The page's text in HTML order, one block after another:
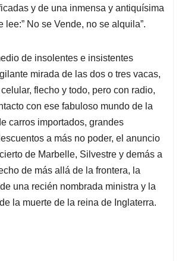
y de una inmensa y antiquísima
lee:” No se Vende, no se alquila”.
de insolentes e insistentes
mirada de las dos o tres vacas,
flecho y todo, pero con radio,
con ese fabuloso mundo de la
carros importados, grandes
a más no poder, el anuncio
de Marbelle, Silvestre y demás a
de más allá de la frontera, la
una recién nombrada ministra y la
la muerte de la reina de Inglaterra.